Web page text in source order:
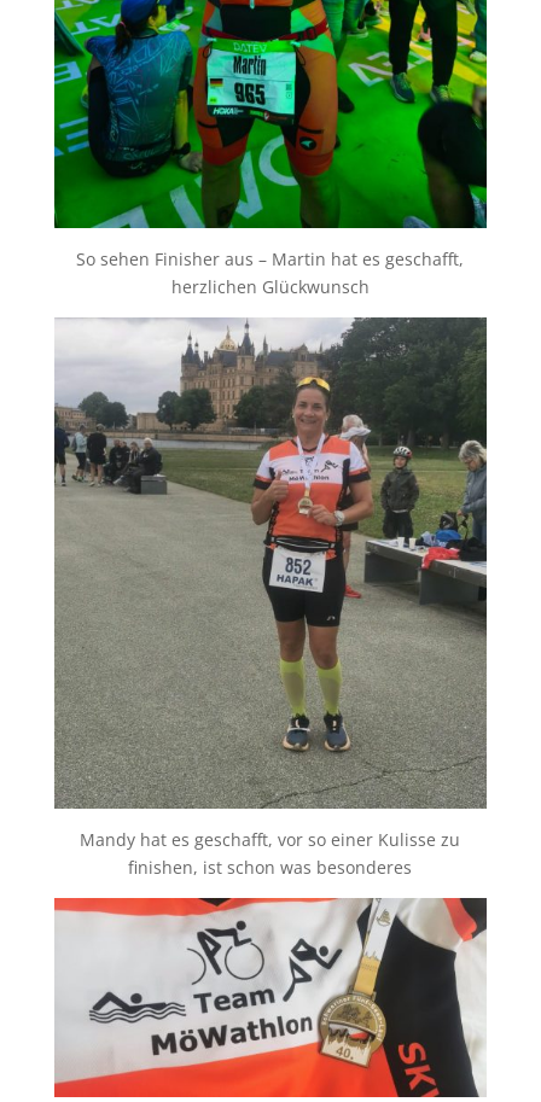
So sehen Finisher aus – Martin hat es geschafft,
herzlichen Glückwunsch
Mandy hat es geschafft, vor so einer Kulisse zu
finishen, ist schon was besonderes